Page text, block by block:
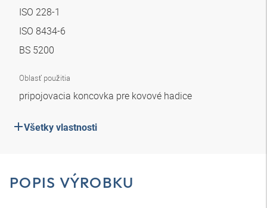
ISO 228-1
ISO 8434-6
BS 5200
Oblasť použitia
pripojovacia koncovka pre kovové hadice
Všetky vlastnosti
POPIS VÝROBKU